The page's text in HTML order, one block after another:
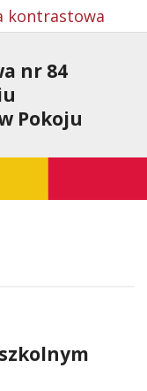
kontrastowa
nr 84
Pokoju